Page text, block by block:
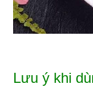
Lưu ý khi